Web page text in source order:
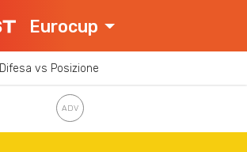
Eurocup
Difesa vs Posizione